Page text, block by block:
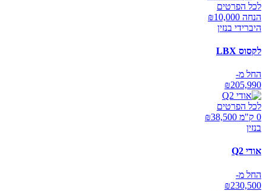
לכל הפרטים
הנחה ₪ 10,000
היברידי בנזין
לקסוס LBX
החל מ-
₪205,990
לכל הפרטים
0 ק"מ ₪
38,500
בנזין
אודי Q2
החל מ-
₪230,500